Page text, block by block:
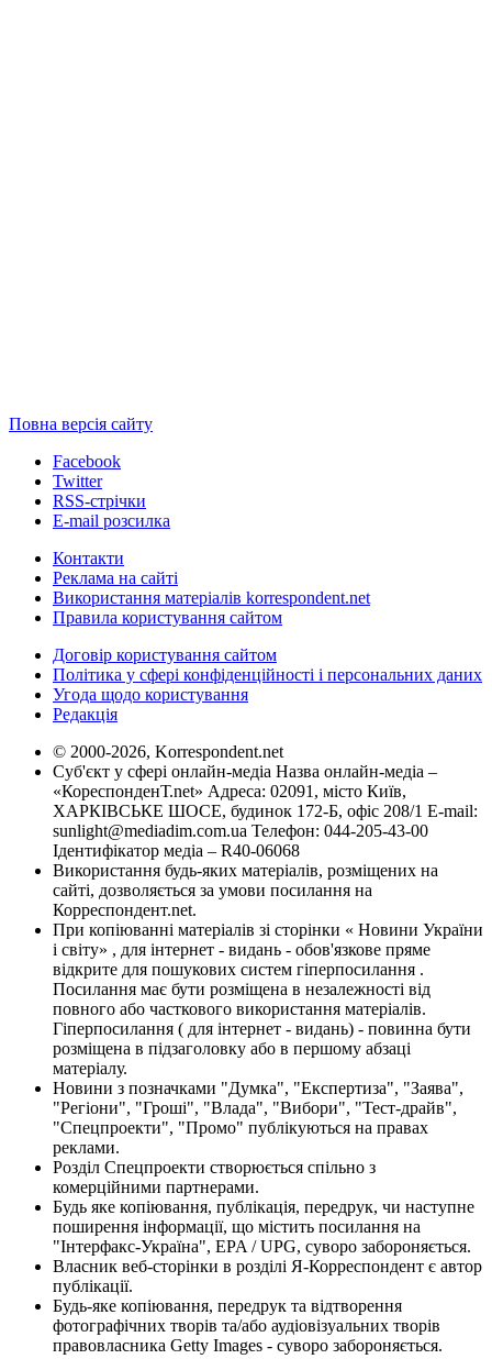
Повна версія сайту
Facebook
Twitter
RSS-стрічки
E-mail розсилка
Контакти
Реклама на сайті
Використання матеріалів korrespondent.net
Правила користування сайтом
Договір користування сайтом
Політика у сфері конфіденційності і персональних даних
Угода щодо користування
Редакція
© 2000-2026, Korrespondent.net
Суб'єкт у сфері онлайн-медіа Назва онлайн-медіа –
«КореспонденТ.net» Адреса: 02091, місто Київ,
ХАРКІВСЬКЕ ШОСЕ, будинок 172-Б, офіс 208/1 E-mail:
sunlight@mediadim.com.ua Телефон: 044-205-43-00
Ідентифікатор медіа – R40-06068
Використання будь-яких матеріалів, розміщених на
сайті, дозволяється за умови посилання на
Корреспондент.net.
При копіюванні матеріалів зі сторінки « Новини України
і світу» , для інтернет - видань - обов'язкове пряме
відкрите для пошукових систем гіперпосилання .
Посилання має бути розміщена в незалежності від
повного або часткового використання матеріалів.
Гіперпосилання ( для інтернет - видань) - повинна бути
розміщена в підзаголовку або в першому абзаці
матеріалу.
Новини з позначками "Думка", "Експертиза", "Заява",
"Регіони", "Гроші", "Влада", "Вибори", "Тест-драйв",
"Спецпроекти", "Промо" публікуються на правах
реклами.
Розділ Спецпроекти створюється спільно з
комерційними партнерами.
Будь яке копіювання, публікація, передрук, чи наступне
поширення інформації, що містить посилання на
"Інтерфакс-Україна", EPA / UPG, суворо забороняється.
Власник веб-сторінки в розділі Я-Корреспондент є автор
публікації.
Будь-яке копіювання, передрук та відтворення
фотографічних творів та/або аудіовізуальних творів
правовласника Getty Images - суворо забороняється.